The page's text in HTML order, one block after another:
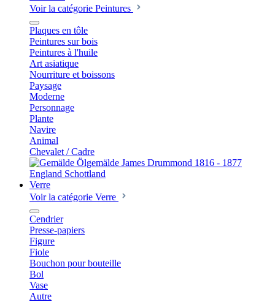
Voir la catégorie Peintures
Plaques en tôle
Peintures sur bois
Peintures à l'huile
Art asiatique
Nourriture et boissons
Paysage
Moderne
Personnage
Plante
Navire
Animal
Chevalet / Cadre
Verre
Voir la catégorie Verre
Cendrier
Presse-papiers
Figure
Fiole
Bouchon pour bouteille
Bol
Vase
Autre